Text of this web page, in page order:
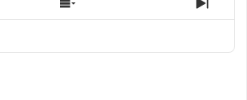
Show
Episodes
Next